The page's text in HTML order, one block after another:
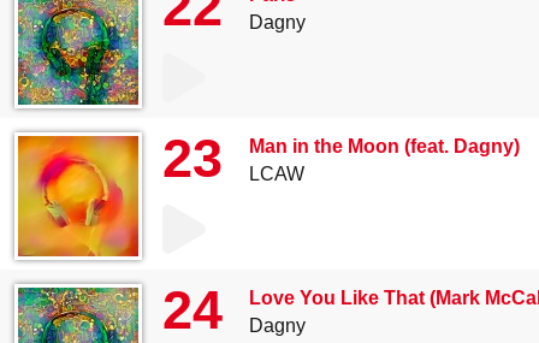
Dagny
23
Man in the Moon (feat. Dagny)
LCAW
24
Love You Like That (Mark
Dagny